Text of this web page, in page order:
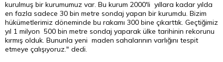
kurulmuş bir kurumumuz var. Bu kurum 2000'li yıllara kadar yılda
en fazla sadece 30 bin metre sondaj yapan bir kurumdu. Bizim
hükümetlerimiz döneminde bu rakamı 300 bine çıkarttık. Geçtiğimiz
yıl 1 milyon 500 bin metre sondaj yaparak ülke tarihinin rekorunu
kırmış olduk. Bununla yeni maden sahalarının varlığını tespit
etmeye çalışıyoruz." dedi.